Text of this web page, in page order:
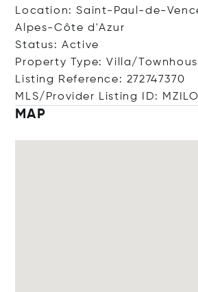
Location: Saint-Paul-de-
Alpes-Côte d'Azur
Status: Active
Property Type: Villa/
Listing Reference: 272747370
MLS/Provider Listing ID:
MAP